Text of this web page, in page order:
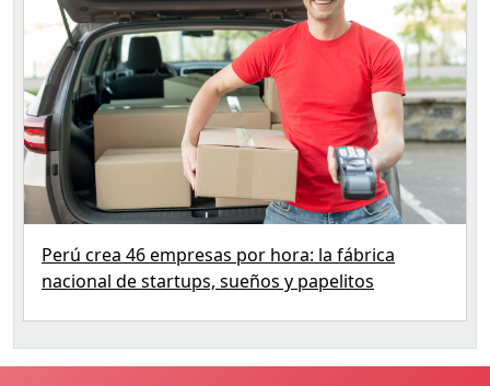
Perú crea 46 empresas por hora: la fábrica
nacional de startups, sueños y papelitos